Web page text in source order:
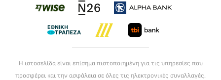
Η ιστοσελίδα είναι επίσημα πιστοποιημένη για τις υπηρεσίες που
προσφέρει και την ασφάλεια σε όλες τις ηλεκτρονικές συναλλαγές.